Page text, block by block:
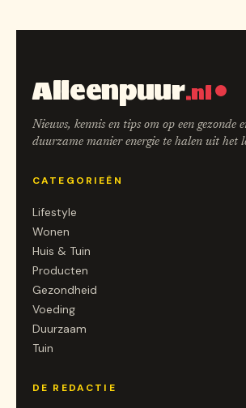
Alleenpuur.nl
Nieuws, kennis en tips om op een gezonde
duurzame manier energie te halen uit het
CATEGORIEËN
Lifestyle
Wonen
Huis & Tuin
Producten
Gezondheid
Voeding
Duurzaam
Tuin
DE REDACTIE